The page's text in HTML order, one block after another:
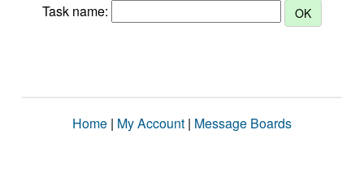
Task name:
Home | My Account | Message Boards